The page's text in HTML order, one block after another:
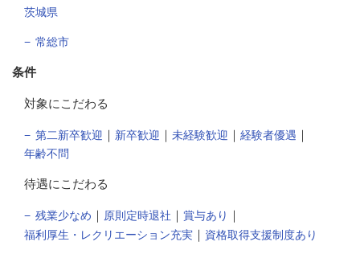
茨城県
常総市
条件
対象にこだわる
第二新卒歓迎 ｜ 新卒歓迎 ｜ 未経験歓迎 ｜ 経験者優遇 ｜
年齢不問
待遇にこだわる
残業少なめ ｜ 原則定時退社 ｜ 賞与あり ｜
福利厚生・レクリエーション充実 ｜ 資格取得支援制度あり